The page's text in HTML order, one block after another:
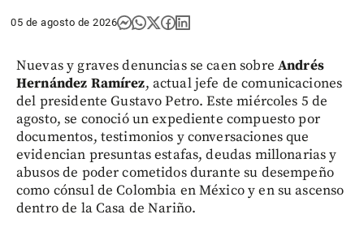
05 de agosto de 2026
Nuevas y graves denuncias se caen sobre Andrés
Hernández Ramírez, actual jefe de comunicaciones
del presidente Gustavo Petro. Este miércoles 5 de
agosto, se conoció un expediente compuesto por
documentos, testimonios y conversaciones que
evidencian presuntas estafas, deudas millonarias y
abusos de poder cometidos durante su desempeño
como cónsul de Colombia en México y en su ascenso
dentro de la Casa de Nariño.